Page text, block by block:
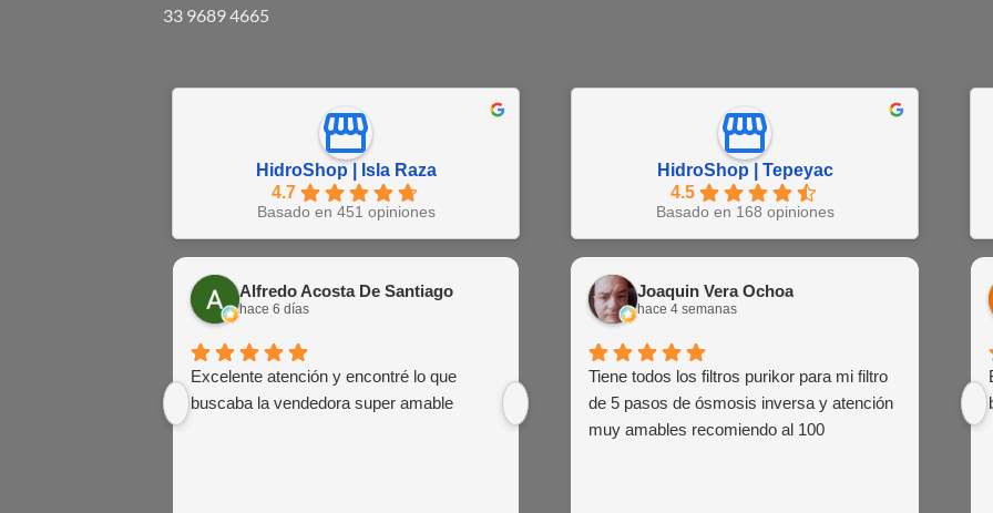
33 9689 4665
HidroShop | Isla Raza
4.7
Basado en 451 opiniones
Alfredo Acosta De Santiago
hace 6 días
Excelente atención y encontré lo que
buscaba la vendedora super amable
Juan Barajas
hace 1 semana
Buena atención al cliente de las agentes
de venta
Muy
HidroShop | Tepeyac
4.5
Basado en 168 opiniones
Joaquin Vera Ochoa
hace 4 semanas
Tiene todos los filtros purikor para mi filtro
de 5 pasos de ósmosis inversa y atención
muy amables recomiendo al 100